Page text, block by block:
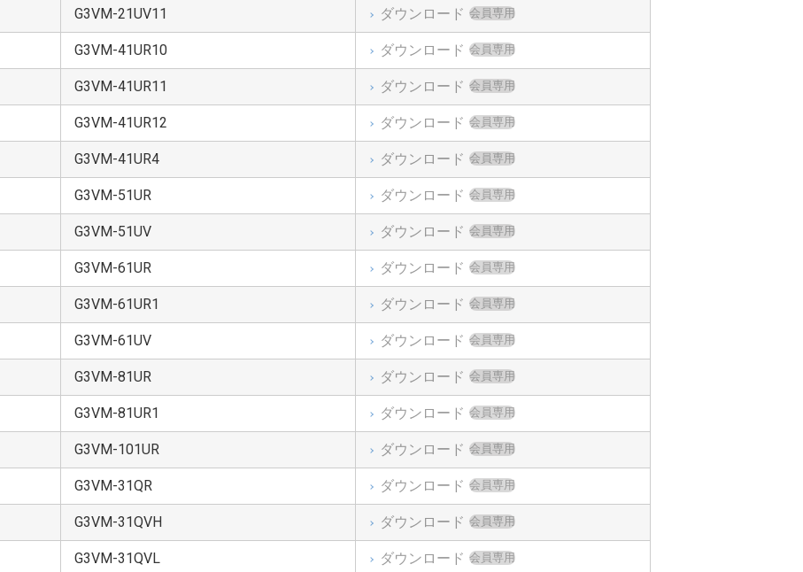
独で評価することを想定しています。使用者の製品設計に用いる場合は、アプリケーションへの適合性や安全
おいて使用可否をご判断ください。
器、産業用ロボット、家電機器など）に使用される本製品の機能評価を目的に使用されることが意図されていま
す恐れのある機器（以下“特定用途”という）に使用される本製品の機能評価を目的に使用されることは意図もされ
せん。特定用途には原子力制御関連機器、航空・宇宙機器、医療機器、車載・輸送機器、などが含まれます。
価を目的に本データを使用しないでください。
すもので、その使用に際して当社及び第三者の知的財産権その他の権利に対する保証または実施権の許諾を行
も黙示的にも一切の保証（機能動作の保証、商品性の保証、特定目的への合致の保証、情報の正確性の保証、第
に限らない。）をせず、また当社は、本データに関する一切の損害（間接損害、結果的損害、特別損害、付随的
データ喪失等を含むがこれに限らない。）につき一切の責任を負いません。
製品の保証を拡張したり、免責条件を変更したりするものではありません。
能と異なることにより、使用者に損害が生じた場合や、本データをダウンロードすることで、使用者のコンピ
責任を負いません。
、使用者は本契約に同意したものとみなされます。本契約は予告なしに変更される場合があります。当社は、
することができます。本契約が解除された場合は、使用者は本データを破棄しなければなりません。さらに当
ことを証する書面を当社に提出しなければなりません。
等の目的、軍事利用の目的、あるいはその他軍事用途の目的で使用してはなりません。また、使用者は「外国
則」等、適用ある輸出関連法令を遵守しなければなりません。
G3VM-21UV11 ダウンロード 会員専用
G3VM-41UR10 ダウンロード 会員専用
G3VM-41UR11 ダウンロード 会員専用
G3VM-41UR12 ダウンロード 会員専用
G3VM-41UR4 ダウンロード 会員専用
G3VM-51UR ダウンロード 会員専用
G3VM-51UV ダウンロード 会員専用
G3VM-61UR ダウンロード 会員専用
G3VM-61UR1 ダウンロード 会員専用
G3VM-61UV ダウンロード 会員専用
G3VM-81UR ダウンロード 会員専用
G3VM-81UR1 ダウンロード 会員専用
G3VM-101UR ダウンロード 会員専用
G3VM-31QR ダウンロード 会員専用
G3VM-31QVH ダウンロード 会員専用
G3VM-31QVL ダウンロード 会員専用